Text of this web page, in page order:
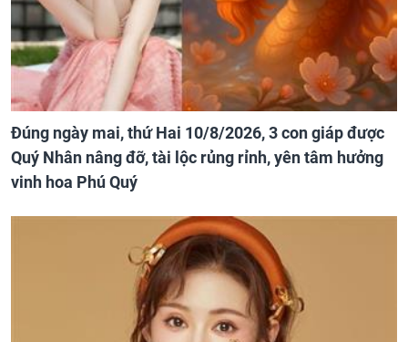
Đúng ngày mai, thứ Hai 10/8/2026, 3 con giáp được
Quý Nhân nâng đỡ, tài lộc rủng rỉnh, yên tâm hưởng
vinh hoa Phú Quý